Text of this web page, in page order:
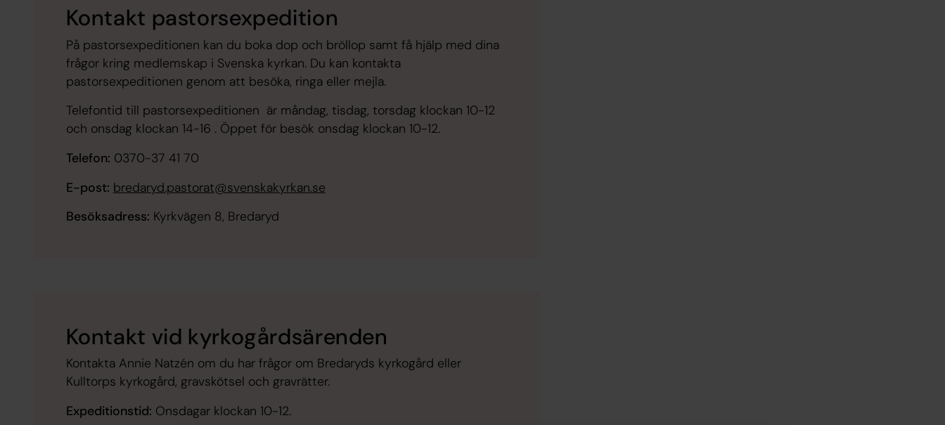
Kontakt pastorsexpedition
På pastorsexpeditionen kan du boka dop och bröllop samt få hjälp med dina
frågor kring medlemskap i Svenska kyrkan. Du kan kontakta
pastorsexpeditionen genom att besöka, ringa eller mejla.
Telefontid till pastorsexpeditionen är måndag, tisdag, torsdag klockan 10-12
och onsdag klockan 14-16 . Öppet för besök onsdag klockan 10-12.
Telefon: 0370-37 41 70
E-post: bredaryd.pastorat@svenskakyrkan.se
Besöksadress: Kyrkvägen 8, Bredaryd
Kontakt vid kyrkogårdsärenden
Kontakta Annie Natzén om du har frågor om Bredaryds kyrkogård eller
Kulltorps kyrkogård, gravskötsel och gravrätter.
Expeditionstid: Onsdagar klockan 10-12.